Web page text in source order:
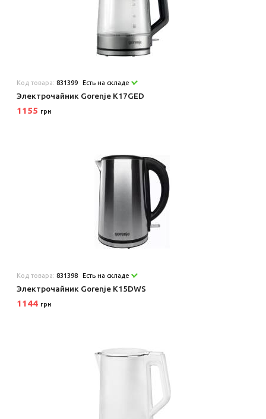
Код товара:831399 Есть на складе
Электрочайник Gorenje K17GED
1155 грн
Код товара:831398 Есть на складе
Электрочайник Gorenje K15DWS
1144 грн